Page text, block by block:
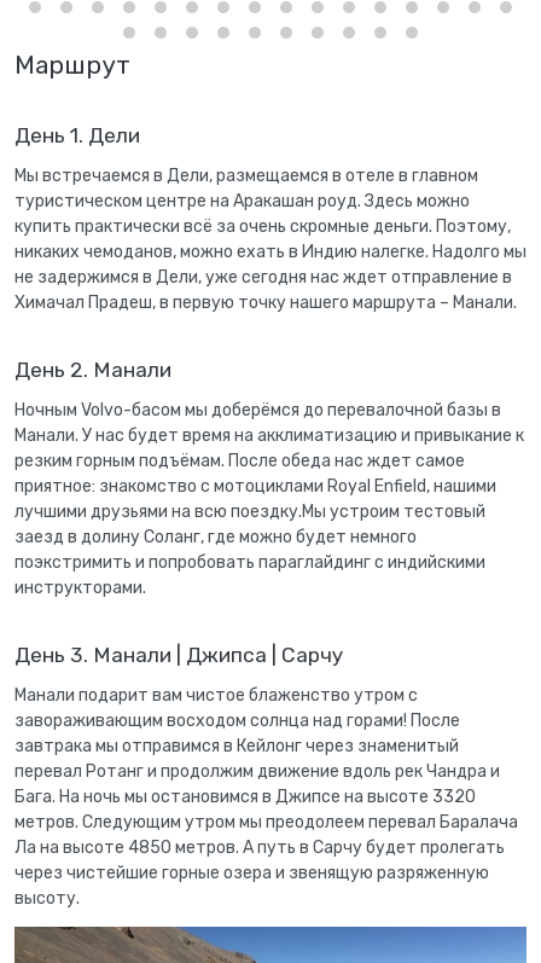
Маршрут
День 1. Дели
Мы встречаемся в Дели, размещаемся в отеле в главном
туристическом центре на Аракашан роуд. Здесь можно
купить практически всё за очень скромные деньги. Поэтому,
никаких чемоданов, можно ехать в Индию налегке. Надолго мы
не задержимся в Дели, уже сегодня нас ждет отправление в
Химачал Прадеш, в первую точку нашего маршрута – Манали.
День 2. Манали
Ночным Volvo-басом мы доберёмся до перевалочной базы в
Манали. У нас будет время на акклиматизацию и привыкание к
резким горным подъёмам. После обеда нас ждет самое
приятное: знакомство с мотоциклами Royal Enfield, нашими
лучшими друзьями на всю поездку.Мы устроим тестовый
заезд в долину Соланг, где можно будет немного
поэкстримить и попробовать параглайдинг с индийскими
инструкторами.
День 3. Манали | Джипса | Сарчу
Манали подарит вам чистое блаженство утром с
завораживающим восходом солнца над горами! После
завтрака мы отправимся в Кейлонг через знаменитый
перевал Ротанг и продолжим движение вдоль рек Чандра и
Бага. На ночь мы остановимся в Джипсе на высоте 3320
метров. Следующим утром мы преодолеем перевал Баралача
Ла на высоте 4850 метров. А путь в Сарчу будет пролегать
через чистейшие горные озера и звенящую разряженную
высоту.